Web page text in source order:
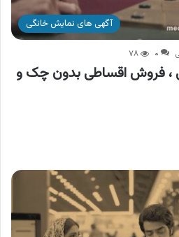
آگهی های نمایش خانگی
۰ ۷۸
، فروش اقساطی بدون چک و